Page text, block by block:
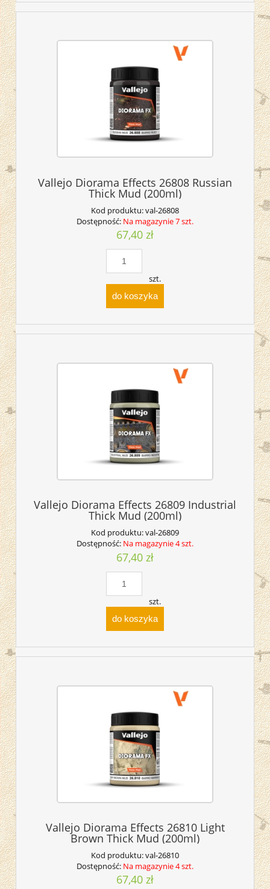
Vallejo Diorama Effects 26808 Russian
Thick Mud (200ml)
Kod produktu:val-26808
Dostępność: Na magazynie 7 szt.
67,40 zł
szt.
do koszyka
Vallejo Diorama Effects 26809 Industrial
Thick Mud (200ml)
Kod produktu:val-26809
Dostępność: Na magazynie 4 szt.
67,40 zł
szt.
do koszyka
Vallejo Diorama Effects 26810 Light
Brown Thick Mud (200ml)
Kod produktu:val-26810
Dostępność: Na magazynie 4 szt.
67,40 zł